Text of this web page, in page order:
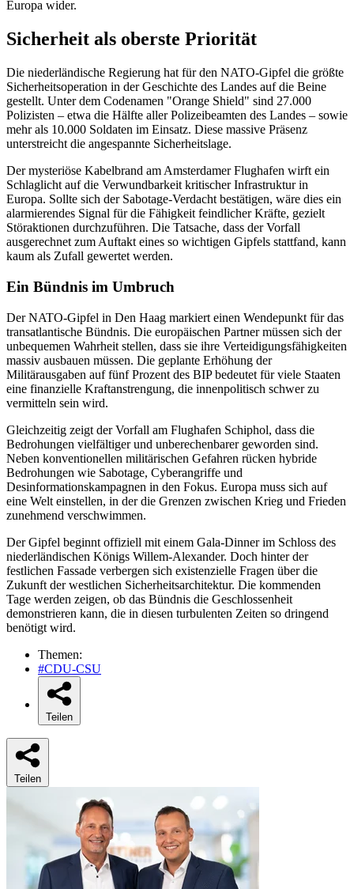
Europa wider.
Sicherheit als oberste Priorität
Die niederländische Regierung hat für den NATO-Gipfel die größte
Sicherheitsoperation in der Geschichte des Landes auf die Beine
gestellt. Unter dem Codenamen "Orange Shield" sind 27.000
Polizisten – etwa die Hälfte aller Polizeibeamten des Landes – sowie
mehr als 10.000 Soldaten im Einsatz. Diese massive Präsenz
unterstreicht die angespannte Sicherheitslage.
Der mysteriöse Kabelbrand am Amsterdamer Flughafen wirft ein
Schlaglicht auf die Verwundbarkeit kritischer Infrastruktur in
Europa. Sollte sich der Sabotage-Verdacht bestätigen, wäre dies ein
alarmierendes Signal für die Fähigkeit feindlicher Kräfte, gezielt
Störaktionen durchzuführen. Die Tatsache, dass der Vorfall
ausgerechnet zum Auftakt eines so wichtigen Gipfels stattfand, kann
kaum als Zufall gewertet werden.
Ein Bündnis im Umbruch
Der NATO-Gipfel in Den Haag markiert einen Wendepunkt für das
transatlantische Bündnis. Die europäischen Partner müssen sich der
unbequemen Wahrheit stellen, dass sie ihre Verteidigungsfähigkeiten
massiv ausbauen müssen. Die geplante Erhöhung der
Militärausgaben auf fünf Prozent des BIP bedeutet für viele Staaten
eine finanzielle Kraftanstrengung, die innenpolitisch schwer zu
vermitteln sein wird.
Gleichzeitig zeigt der Vorfall am Flughafen Schiphol, dass die
Bedrohungen vielfältiger und unberechenbarer geworden sind.
Neben konventionellen militärischen Gefahren rücken hybride
Bedrohungen wie Sabotage, Cyberangriffe und
Desinformationskampagnen in den Fokus. Europa muss sich auf
eine Welt einstellen, in der die Grenzen zwischen Krieg und Frieden
zunehmend verschwimmen.
Der Gipfel beginnt offiziell mit einem Gala-Dinner im Schloss des
niederländischen Königs Willem-Alexander. Doch hinter der
festlichen Fassade verbergen sich existenzielle Fragen über die
Zukunft der westlichen Sicherheitsarchitektur. Die kommenden
Tage werden zeigen, ob das Bündnis die Geschlossenheit
demonstrieren kann, die in diesen turbulenten Zeiten so dringend
benötigt wird.
Themen:
#CDU-CSU
Teilen
Teilen